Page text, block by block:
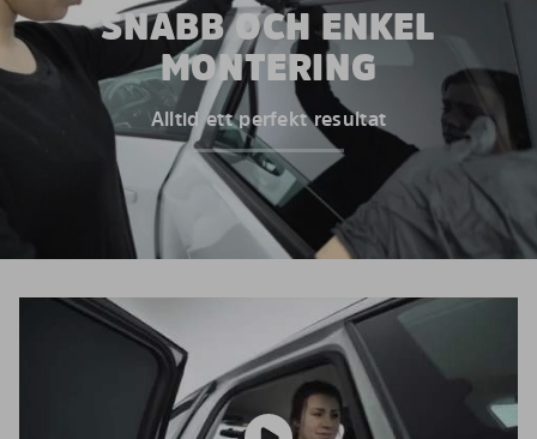
SNABB OCH ENKEL
MONTERING
Alltid ett perfekt resultat